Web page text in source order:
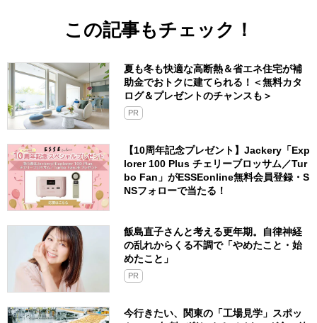
この記事もチェック！
夏も冬も快適な高断熱＆省エネ住宅が補
助金でおトクに建てられる！＜無料カタ
ログ＆プレゼントのチャンスも＞
PR
【10周年記念プレゼント】Jackery「Exp
lorer 100 Plus チェリーブロッサム／Tur
bo Fan」がESSEonline無料会員登録・S
NSフォローで当たる！
飯島直子さんと考える更年期。自律神経
の乱れからくる不調で「やめたこと・始
めたこと」
PR
今行きたい、関東の「工場見学」スポッ